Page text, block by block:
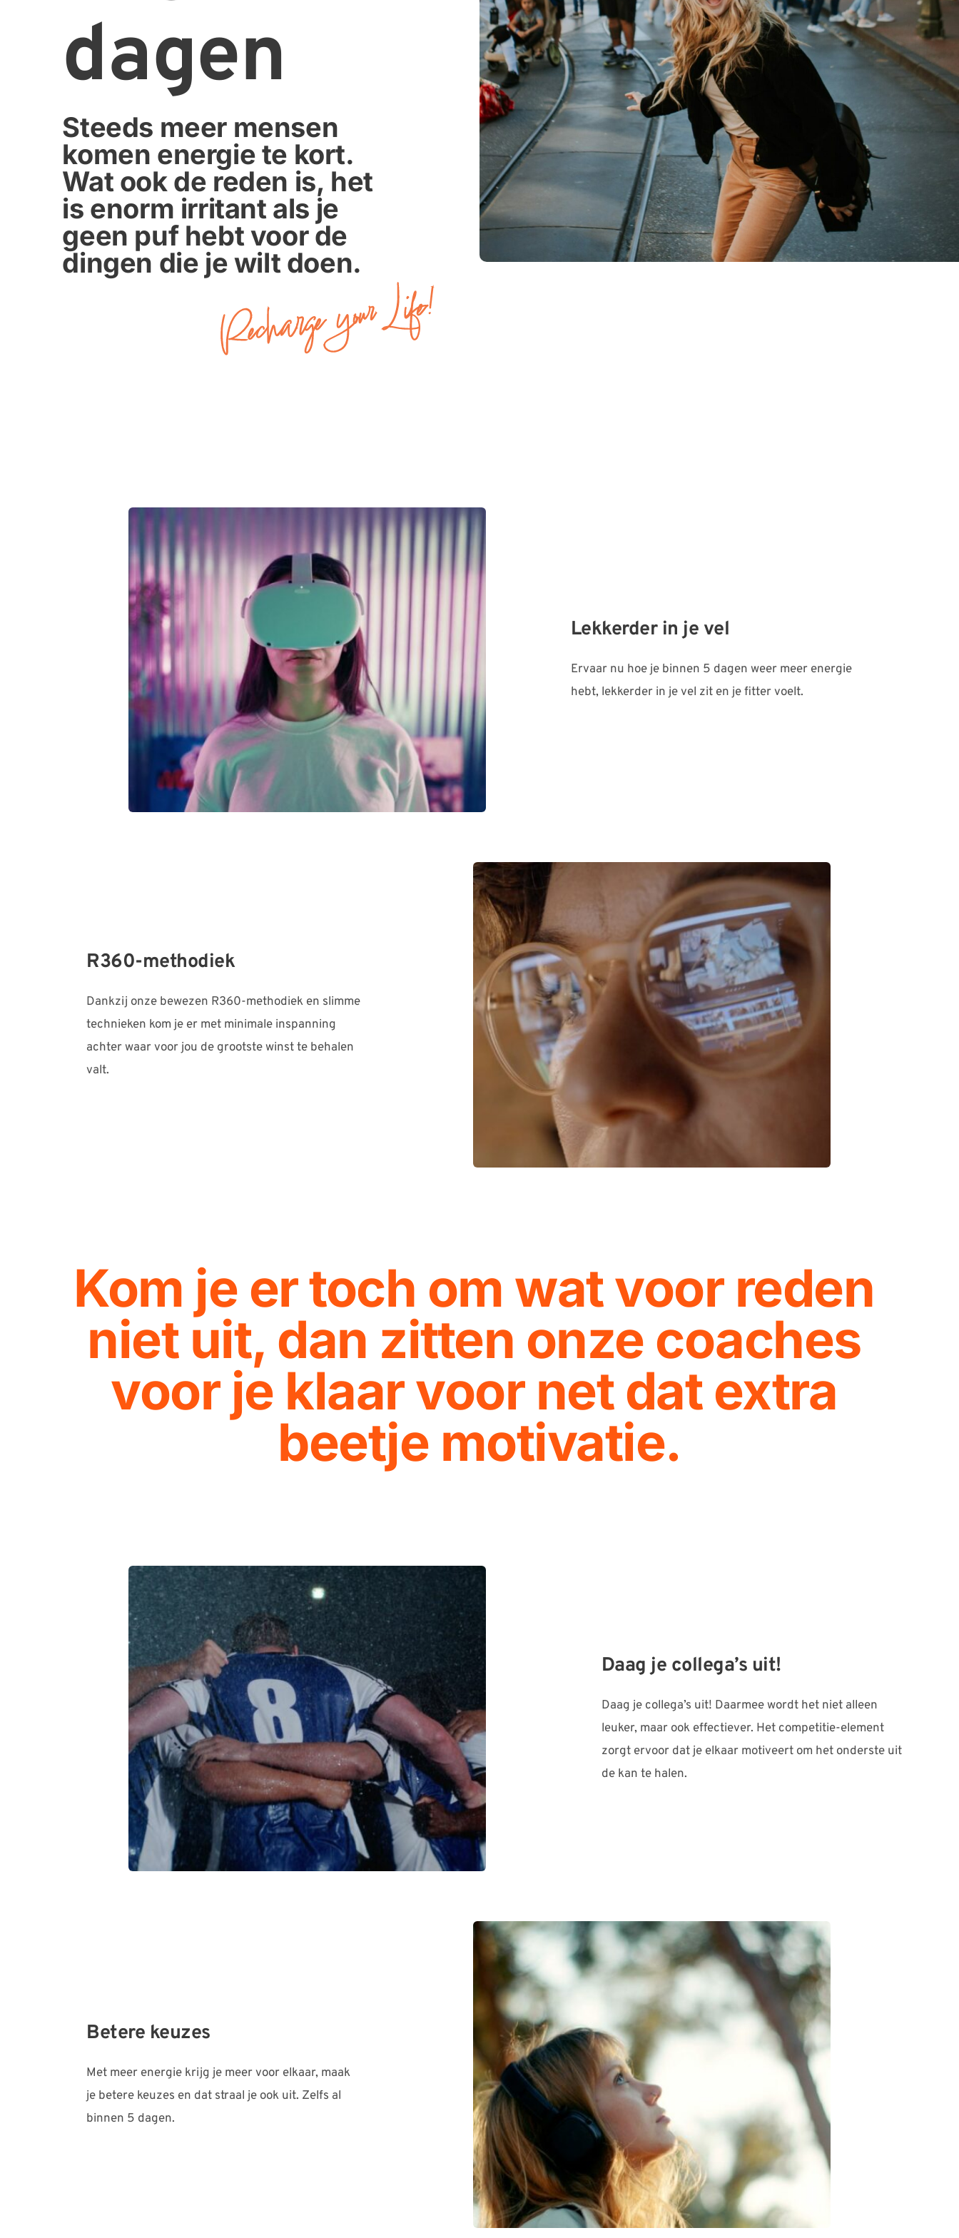
dagen
Steeds meer mensen
komen energie te kort.
Wat ook de reden is, het
is enorm irritant als je
geen puf hebt voor de
dingen die je wilt doen.
Lekkerder in je vel
Ervaar nu hoe je binnen 5 dagen weer meer energie
hebt, lekkerder in je vel zit en je fitter voelt.
R360-methodiek
Dankzij onze bewezen R360-methodiek en slimme
technieken kom je er met minimale inspanning
achter waar voor jou de grootste winst te behalen
valt.
Kom je er toch om wat voor reden
niet uit, dan zitten onze coaches
voor je klaar voor net dat extra
beetje motivatie.
Daag je collega’s uit!
Daag je collega’s uit! Daarmee wordt het niet alleen
leuker, maar ook effectiever. Het competitie-element
zorgt ervoor dat je elkaar motiveert om het onderste uit
de kan te halen.
Betere keuzes
Met meer energie krijg je meer voor elkaar, maak
je betere keuzes en dat straal je ook uit. Zelfs al
binnen 5 dagen.